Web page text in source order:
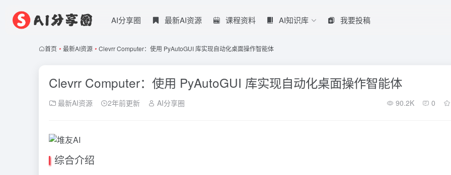
AI分享圈 最新AI资源 课程资料 AI知识库 我要投稿
首页 • 最新AI资源 • Clevrr Computer：使用 PyAutoGUI 库实现自动化桌面操作智能体
Clevrr Computer：使用 PyAutoGUI 库实现自动化桌面操作智能体
最新AI资源 2年前更新 AI分享圈 90.2K 0
综合介绍